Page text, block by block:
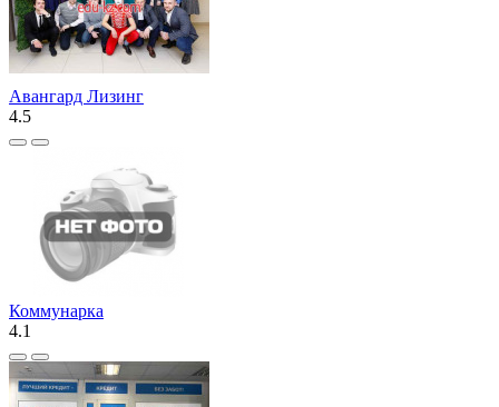
Авангард Лизинг
4.5
Коммунарка
4.1